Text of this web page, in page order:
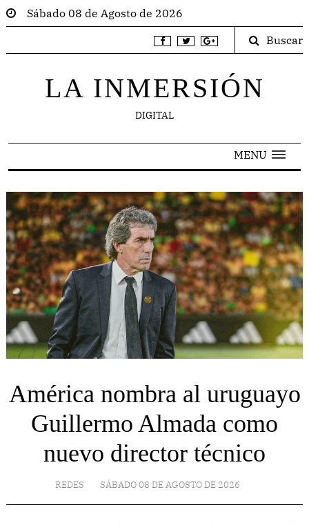
Sábado 08 de Agosto de 2026
Buscar
LA INMERSIÓN
DIGITAL
MENU
América nombra al uruguayo
Guillermo Almada como
nuevo director técnico
REDES SÁBADO 08 DE AGOSTO DE 2026